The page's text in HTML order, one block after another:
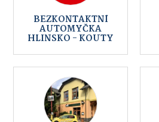
BEZKONTAKTNÍ
AUTOMYČKA
HLINSKO - KOUTY